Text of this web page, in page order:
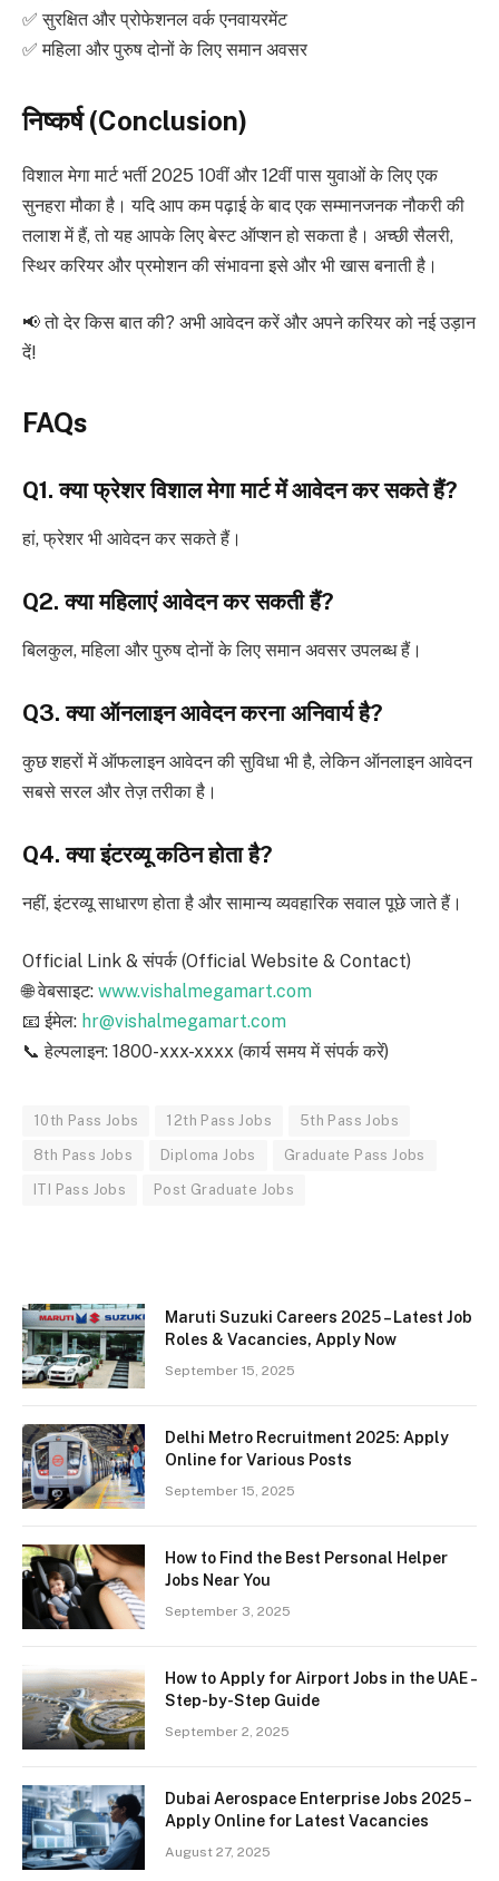
✅ सुरक्षित और प्रोफेशनल वर्क एनवायरमेंट
✅ महिला और पुरुष दोनों के लिए समान अवसर
निष्कर्ष (Conclusion)
विशाल मेगा मार्ट भर्ती 2025 10वीं और 12वीं पास युवाओं के लिए एक
सुनहरा मौका है। यदि आप कम पढ़ाई के बाद एक सम्मानजनक नौकरी की
तलाश में हैं, तो यह आपके लिए बेस्ट ऑप्शन हो सकता है। अच्छी सैलरी,
स्थिर करियर और प्रमोशन की संभावना इसे और भी खास बनाती है।
📢 तो देर किस बात की? अभी आवेदन करें और अपने करियर को नई उड़ान
दें!
FAQs
Q1. क्या फ्रेशर विशाल मेगा मार्ट में आवेदन कर सकते हैं?
हां, फ्रेशर भी आवेदन कर सकते हैं।
Q2. क्या महिलाएं आवेदन कर सकती हैं?
बिलकुल, महिला और पुरुष दोनों के लिए समान अवसर उपलब्ध हैं।
Q3. क्या ऑनलाइन आवेदन करना अनिवार्य है?
कुछ शहरों में ऑफलाइन आवेदन की सुविधा भी है, लेकिन ऑनलाइन आवेदन
सबसे सरल और तेज़ तरीका है।
Q4. क्या इंटरव्यू कठिन होता है?
नहीं, इंटरव्यू साधारण होता है और सामान्य व्यवहारिक सवाल पूछे जाते हैं।
Official Link & संपर्क (Official Website & Contact)
🌐 वेबसाइट: www.vishalmegamart.com
📧 ईमेल: hr@vishalmegamart.com
📞 हेल्पलाइन: 1800-xxx-xxxx (कार्य समय में संपर्क करें)
10th Pass Jobs 12th Pass Jobs 5th Pass Jobs
8th Pass Jobs Diploma Jobs Graduate Pass Jobs
ITI Pass Jobs Post Graduate Jobs
Maruti Suzuki Careers 2025 – Latest Job
Roles & Vacancies, Apply Now
September 15, 2025
Delhi Metro Recruitment 2025: Apply
Online for Various Posts
September 15, 2025
How to Find the Best Personal Helper
Jobs Near You
September 3, 2025
How to Apply for Airport Jobs in the UAE –
Step-by-Step Guide
September 2, 2025
Dubai Aerospace Enterprise Jobs 2025 –
Apply Online for Latest Vacancies
August 27, 2025